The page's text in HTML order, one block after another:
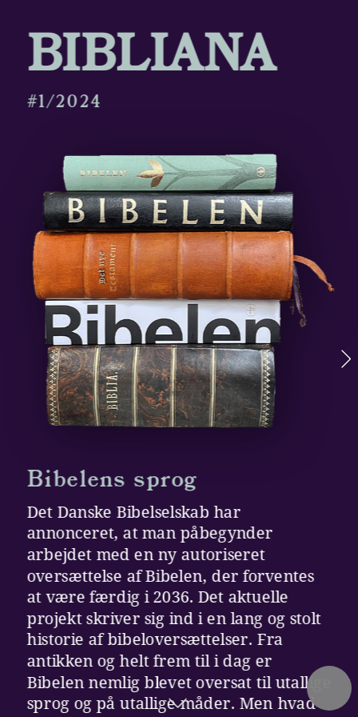
BIBLIANA
#1/2024
Bibelens sprog
Det Danske Bibelselskab har
annonceret, at man påbegynder
arbejdet med en ny autoriseret
oversættelse af Bibelen, der forventes
at være færdig i 2036. Det aktuelle
projekt skriver sig ind i en lang og stolt
historie af bibeloversættelser. Fra
antikken og helt frem til i dag er
Bibelen nemlig blevet oversat til utallige
sprog og på utallige måder. Men hvad